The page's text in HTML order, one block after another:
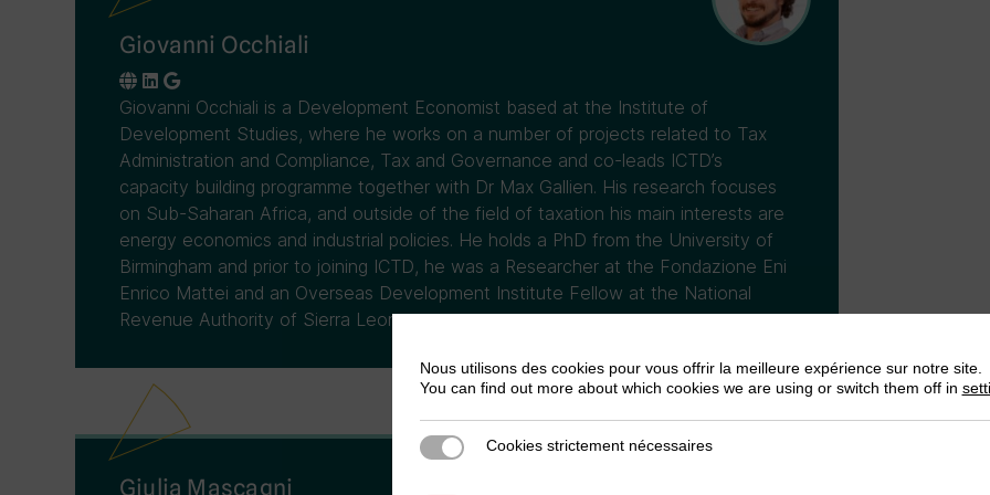
Giovanni Occhiali
Giovanni Occhiali is a Development Economist based at the Institute of
Development Studies, where he works on a number of projects related to Tax
Administration and Compliance, Tax and Governance and co-leads ICTD’s
capacity building programme together with Dr Max Gallien. His research focuses
on Sub-Saharan Africa, and outside of the field of taxation his main interests are
energy economics and industrial policies. He holds a PhD from the University of
Birmingham and prior to joining ICTD, he was a Researcher at the Fondazione Eni
Enrico Mattei and an Overseas Development Institute Fellow at the National
Revenue Authority of Sierra Leone.
Giulia Mascagni
Nous utilisons des cookies pour vous offrir la meilleure expérience sur notre site.
You can find out more about which cookies we are using or switch them off in
Cookies strictement nécessaires
Cookies strictement nécessaires